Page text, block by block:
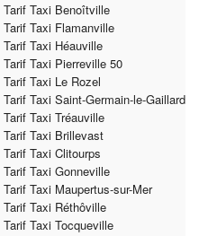
Tarif Taxi Benoîtville
Tarif Taxi Flamanville
Tarif Taxi Héauville
Tarif Taxi Pierreville 50
Tarif Taxi Le Rozel
Tarif Taxi Saint-Germain-le-Gaillard
Tarif Taxi Tréauville
Tarif Taxi Brillevast
Tarif Taxi Clitourps
Tarif Taxi Gonneville
Tarif Taxi Maupertus-sur-Mer
Tarif Taxi Réthôville
Tarif Taxi Tocqueville